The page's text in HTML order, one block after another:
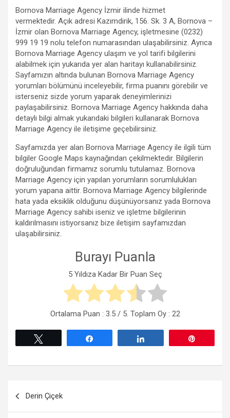
Bornova Marriage Agency İzmir ilinde hizmet
vermektedir. Açık adresi Kazımdirik, 156. Sk. 3 A, Bornova –
İzmir olan Bornova Marriage Agency, işletmesine (0232)
999 19 19 nolu telefon numarasından ulaşabilirsiniz. Ayrıca
Bornova Marriage Agency ulaşım ve yol tarifi bilgilerini
alabilmek için yukarıda yer alan haritayı kullanabilirsiniz.
Sayfamızın altında bulunan Bornova Marriage Agency
yorumları bölümünü inceleyebilir, firma puanını görebilir ve
isterseniz sizde yorum yaparak deneyimlerinizi
paylaşabilirsiniz. Bornova Marriage Agency hakkında daha
detaylı bilgi almak yukarıdaki bilgileri kullanarak Bornova
Marriage Agency ile iletişime geçebilirsiniz.
Sayfamızda yer alan Bornova Marriage Agency ile ilgili tüm
bilgiler Google Maps kaynağından çekilmektedir. Bilgilerin
doğruluğundan firmamız sorumlu tutulamaz. Bornova
Marriage Agency için yapılan yorumların sorumlulukları
yorum yapana aittir. Bornova Marriage Agency bilgilerinde
hata yada eksiklik olduğunu düşünüyorsanız yada Bornova
Marriage Agency sahibi iseniz ve işletme bilgilerinin
kaldırılmasını istiyorsanız bize iletişim sayfamızdan
ulaşabilirsiniz.
Burayı Puanla
5 Yıldıza Kadar Bir Puan Seç
Ortalama Puan : 3.5/ 5. Toplam Oy : 22
gezinmesi
Derin Çiçek